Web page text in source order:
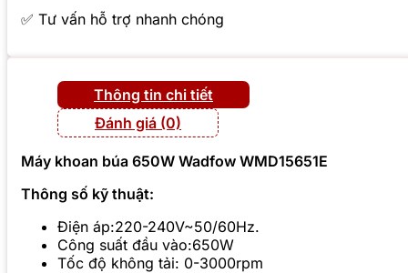
✅ Tư vấn hỗ trợ nhanh chóng
Thông tin chi tiết
Đánh giá (0)
Máy khoan búa 650W Wadfow WMD15651E
Thông số kỹ thuật:
Điện áp:220-240V~50/60Hz.
Công suất đầu vào:650W
Tốc độ không tải: 0-3000rpm